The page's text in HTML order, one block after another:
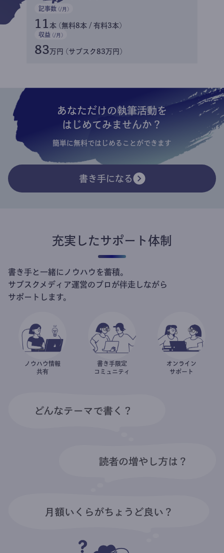
記事数 (/月)
11 本 (無料8本 / 有料3本)
収益 (/月)
83万円 (サブスク83万円)
あなただけの執筆活動を
はじめてみませんか？
簡単に無料ではじめることができます
書き手になる
充実したサポート体制
書き手と一緒にノウハウを蓄積。
サブスクメディア運営のプロが伴走しながら
サポートします。
ノウハウ情報
共有
書き手限定
コミュニティ
オンライン
サポート